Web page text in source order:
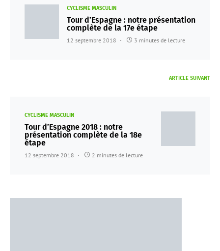
CYCLISME MASCULIN
Tour d’Espagne : notre présentation
complète de la 17e étape
12 septembre 2018 3 minutes de lecture
ARTICLE SUIVANT
CYCLISME MASCULIN
Tour d’Espagne 2018 : notre
présentation complète de la 18e
étape
12 septembre 2018 2 minutes de lecture